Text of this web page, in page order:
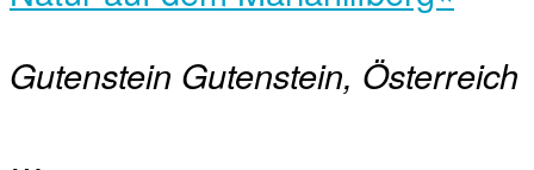
Gutenstein Gutenstein, Österreich
…